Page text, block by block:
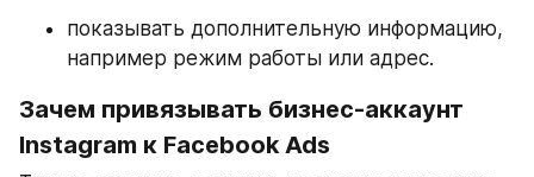
показывать дополнительную информацию,
например режим работы или адрес.
Зачем привязывать бизнес-аккаунт
Instagram к Facebook Ads